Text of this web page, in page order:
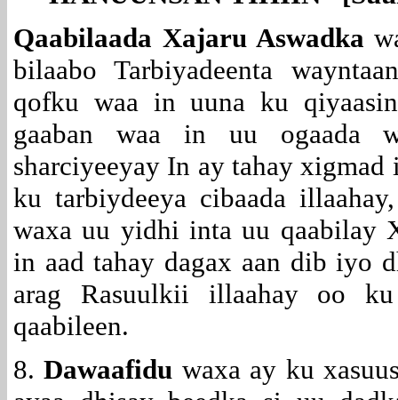
Qaabilaada Xajaru Aswadka
bilaabo Tarbiyadeenta
qofku waa in uuna ku
gaaban waa in uu ogaada
sharciyeeyay In ay tahay
ku tarbiydeeya cibaada
waxa uu yidhi inta uu qaabilay
in aad tahay dagax aan dib iyo
arag Rasuulkii illaahay oo
qaabileen.
8.Dawaafidu waxa ay ku